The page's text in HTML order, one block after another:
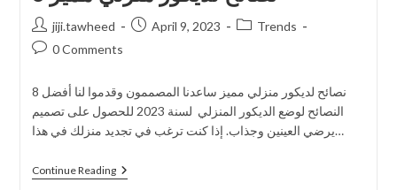
jiji.tawheed April 9, 2023
Trends
0 Comments
8 نصائح لديكور منزلي مميز ساعدنا المصممون وقدموا لنا أفضل
النصائح لوضع الديكور المنزلي لسنة 2023 للحصول على تصميم
يرضي العينين وجذاب. إذا كنت ترغب في تجديد منزلك في هذا…
Continue Reading